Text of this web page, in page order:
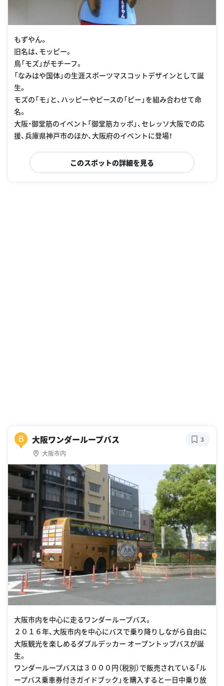
もずやん。
旧名は、モッピー。
鳥「モズ」がモチーフ。
「なみはや国体」の生涯スポーツマスコットデザインとして誕
生。
モズの「モ」と、ハッピーやピースの「ピー」を組み合わせて命
名。
大阪・御堂筋のイベント「御堂筋カッポ」、セレッソ大阪での応
援、兵庫県神戸市のほか、大阪府のイベントに登場！
このスポットの詳細を見る
B 大阪ワンダーループバス
大阪市内
3
大阪市内を中心に走るワンダーループバス。
２０１６年、大阪市内を中心にバスで乗り降りしながら自由に
大阪観光を楽しめるダブルデッカー オープントップバスが誕
生。
ワンダーループバスは３０００円（税別）で販売されている「ル
ープバス乗車券付きガイドブック」を購入すると一日中乗り放